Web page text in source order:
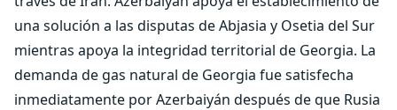
una solución a las disputas de Abjasia y Osetia del Sur
mientras apoya la integridad territorial de Georgia. La
demanda de gas natural de Georgia fue satisfecha
inmediatamente por Azerbaiyán después de que Rusia